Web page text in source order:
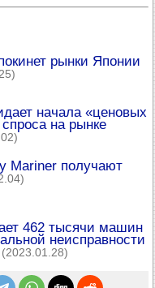
рынки Японии
начала «ценовых
на рынке
Mariner получают
462 тысячи машин
неисправности
(2023.01.28)